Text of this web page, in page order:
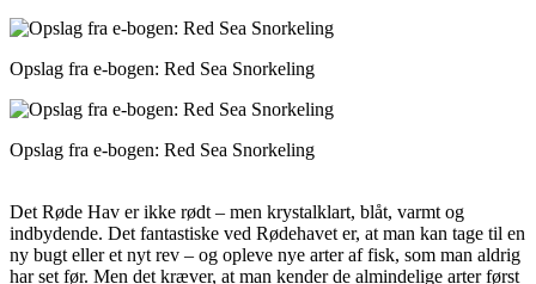
Opslag fra e-bogen: Red Sea Snorkeling
Opslag fra e-bogen: Red Sea Snorkeling
Det Røde Hav er ikke rødt – men krystalklart, blåt, varmt og
indbydende. Det fantastiske ved Rødehavet er, at man kan tage til en
ny bugt eller et nyt rev – og opleve nye arter af fisk, som man aldrig
har set før. Men det kræver, at man kender de almindelige arter først